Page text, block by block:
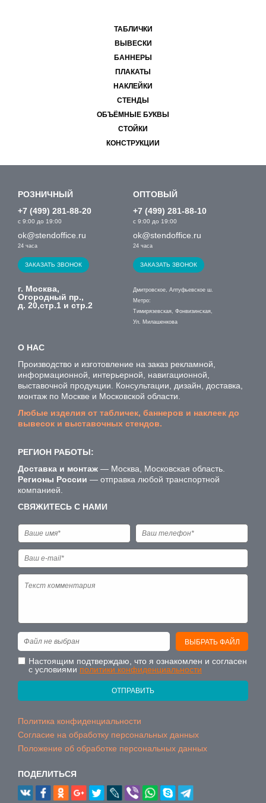
ТАБЛИЧКИ
ВЫВЕСКИ
БАННЕРЫ
ПЛАКАТЫ
НАКЛЕЙКИ
СТЕНДЫ
ОБЪЁМНЫЕ БУКВЫ
СТОЙКИ
КОНСТРУКЦИИ
РОЗНИЧНЫЙ
+7 (499) 281-88-20
с 9:00 до 19:00
ok@stendoffice.ru
24 часа
ЗАКАЗАТЬ ЗВОНОК
ОПТОВЫЙ
+7 (499) 281-88-10
с 9:00 до 19:00
ok@stendoffice.ru
24 часа
ЗАКАЗАТЬ ЗВОНОК
г. Москва,
Огородный пр.,
д. 20,стр.1 и стр.2
Дмитровское, Алтуфьевское ш.
Метро:
Тимирязевская, Фонвизинская,
Ул. Милашенкова
О НАС
Производство и изготовление на заказ рекламной,
информационной, интерьерной, навигационной,
выставочной продукции. Консультации, дизайн, доставка,
монтаж по Москве и Московской области.
Любые изделия от табличек, баннеров и наклеек до
вывесок и выставочных стендов.
РЕГИОН РАБОТЫ:
Доставка и монтаж — Москва, Московская область.
Регионы России — отправка любой транспортной
компанией.
СВЯЖИТЕСЬ С НАМИ
ВЫБРАТЬ ФАЙЛ
Файл не выбран
Настоящим подтверждаю, что я ознакомлен и согласен
с условиями политики конфиденциальности
ОТПРАВИТЬ
Политика конфиденциальности
Согласие на обработку персональных данных
Положение об обработке персональных данных
ПОДЕЛИТЬСЯ